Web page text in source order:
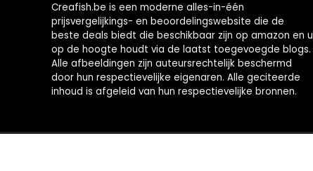
Creafish.be is een moderne alles-in-één
prijsvergelijkings- en beoordelingswebsite die de
beste deals biedt die beschikbaar zijn op amazon en u
op de hoogte houdt via de laatst toegevoegde blogs.
Alle afbeeldingen zijn auteursrechtelijk beschermd
door hun respectievelijke eigenaren. Alle geciteerde
inhoud is afgeleid van hun respectievelijke bronnen.